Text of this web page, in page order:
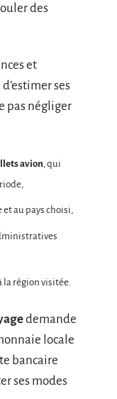
des
et
ses
pas négliger
avion, qui
et au pays choisi,
région visitée.
demande
locale
bancaire
ses modes